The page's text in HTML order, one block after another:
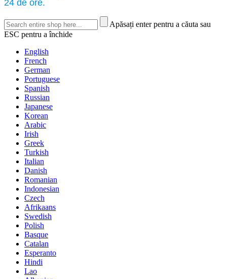
24 de ore.
Apăsați enter pentru a căuta sau
ESC pentru a închide
English
French
German
Portuguese
Spanish
Russian
Japanese
Korean
Arabic
Irish
Greek
Turkish
Italian
Danish
Romanian
Indonesian
Czech
Afrikaans
Swedish
Polish
Basque
Catalan
Esperanto
Hindi
Lao